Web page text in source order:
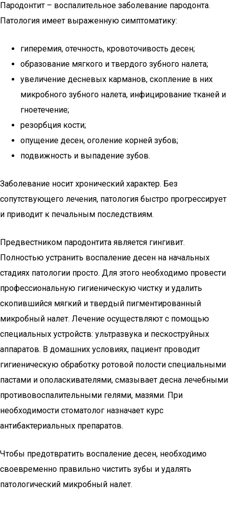
Пародонтит – воспалительное заболевание пародонта.
Патология имеет выраженную симптоматику:
гиперемия, отечность, кровоточивость десен;
образование мягкого и твердого зубного налета;
увеличение десневых карманов, скопление в них
микробного зубного налета, инфицирование тканей и
гноетечение;
резорбция кости;
опущение десен, оголение корней зубов;
подвижность и выпадение зубов.
Заболевание носит хронический характер. Без
сопутствующего лечения, патология быстро прогрессирует
и приводит к печальным последствиям.
Предвестником пародонтита является гингивит.
Полностью устранить воспаление десен на начальных
стадиях патологии просто. Для этого необходимо провести
профессиональную гигиеническую чистку и удалить
скопившийся мягкий и твердый пигментированный
микробный налет. Лечение осуществляют с помощью
специальных устройств: ультразвука и пескоструйных
аппаратов. В домашних условиях, пациент проводит
гигиеническую обработку ротовой полости специальными
пастами и ополаскивателями, смазывает десна лечебными
противовоспалительными гелями, мазями. При
необходимости стоматолог назначает курс
антибактериальных препаратов.
Чтобы предотвратить воспаление десен, необходимо
своевременно правильно чистить зубы и удалять
патологический микробный налет.